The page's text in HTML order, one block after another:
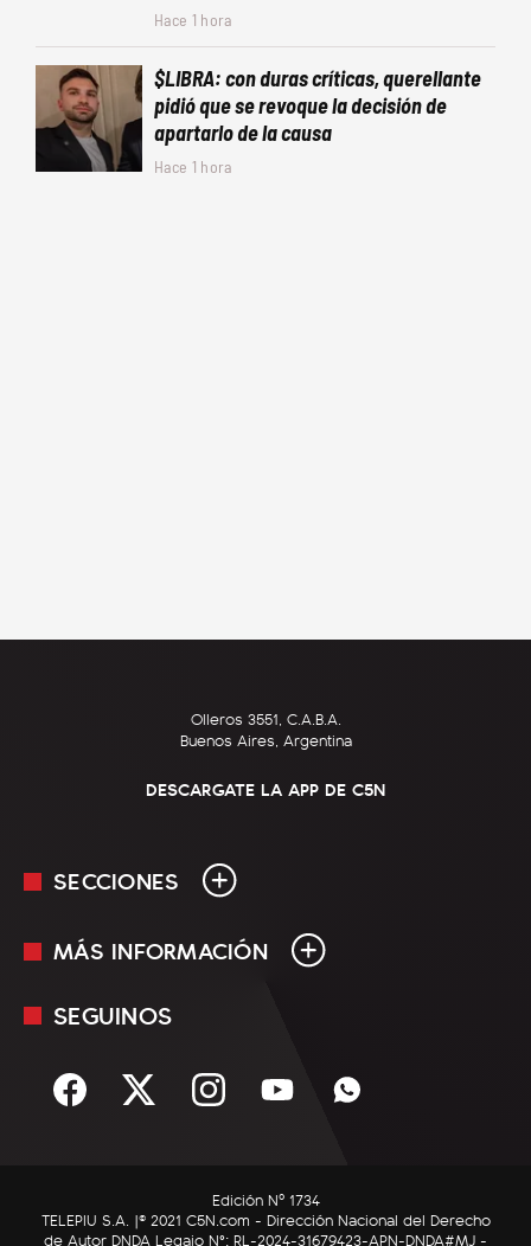
Hace 1 hora
$LIBRA: con duras críticas, querellante
pidió que se revoque la decisión de
apartarlo de la causa
Hace 1 hora
Olleros 3551, C.A.B.A.
Buenos Aires, Argentina
DESCARGATE LA APP DE C5N
SECCIONES
En Vivo
Sociedad
C5N Autos
MÁS INFORMACIÓN
Mediakit
Términos y condiciones
SEGUINOS
Edición Nº 1734
TELEPIU S.A. |© 2021 C5N.com - Dirección Nacional del Derecho
de Autor DNDA Legajo N°: RL-2024-31679423-APN-DNDA#MJ -